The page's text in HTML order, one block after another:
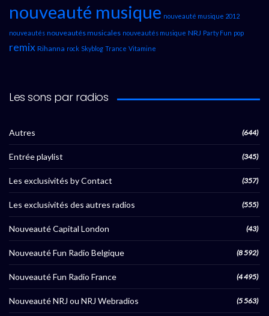
nouveauté musique nouveauté musique 2012
nouveautés nouveautés musicales nouveautés musique NRJ Party Fun pop
remix Rihanna rock Skyblog Trance Vitamine
Les sons par radios
Autres (644)
Entrée playlist (345)
Les exclusivités by Contact (357)
Les exclusivités des autres radios (555)
Nouveauté Capital London (43)
Nouveauté Fun Radio Belgique (8 592)
Nouveauté Fun Radio France (4 495)
Nouveauté NRJ ou NRJ Webradios (5 563)